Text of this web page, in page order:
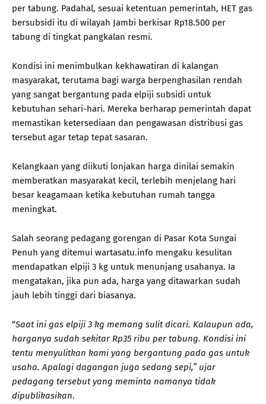
per tabung. Padahal, sesuai ketentuan pemerintah, HET gas
bersubsidi itu di wilayah Jambi berkisar Rp18.500 per
tabung di tingkat pangkalan resmi.
Kondisi ini menimbulkan kekhawatiran di kalangan
masyarakat, terutama bagi warga berpenghasilan rendah
yang sangat bergantung pada elpiji subsidi untuk
kebutuhan sehari-hari. Mereka berharap pemerintah dapat
memastikan ketersediaan dan pengawasan distribusi gas
tersebut agar tetap tepat sasaran.
Kelangkaan yang diikuti lonjakan harga dinilai semakin
memberatkan masyarakat kecil, terlebih menjelang hari
besar keagamaan ketika kebutuhan rumah tangga
meningkat.
Salah seorang pedagang gorengan di Pasar Kota Sungai
Penuh yang ditemui wartasatu.info mengaku kesulitan
mendapatkan elpiji 3 kg untuk menunjang usahanya. Ia
mengatakan, jika pun ada, harga yang ditawarkan sudah
jauh lebih tinggi dari biasanya.
“Saat ini gas elpiji 3 kg memang sulit dicari. Kalaupun ada,
harganya sudah sekitar Rp35 ribu per tabung. Kondisi ini
tentu menyulitkan kami yang bergantung pada gas untuk
usaha. Apalagi dagangan juga sedang sepi,” ujar
pedagang tersebut yang meminta namanya tidak
dipublikasikan.